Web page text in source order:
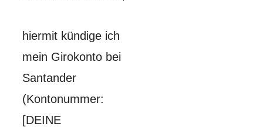
hiermit kündige ich
mein Girokonto bei
Santander
(Kontonummer:
[DEINE